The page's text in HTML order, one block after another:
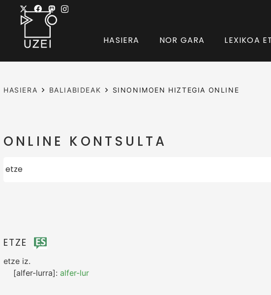
HASIERA NOR GARA LEXIKOA
HASIERA BALIABIDEAK SINONIMOEN HIZTEGIA ONLINE
ONLINE KONTSULTA
ETZE
etze iz.
[alfer-lurra]: alfer-lur